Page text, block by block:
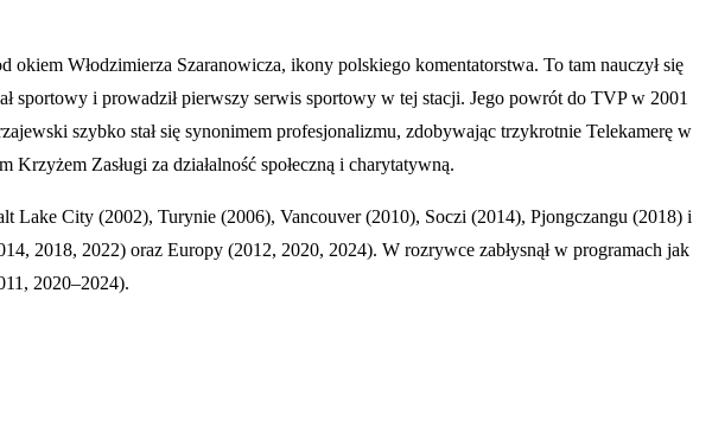
Włodzimierza Szaranowicza, ikony polskiego komentatorstwa. To tam nauczył się
sportowy i prowadził pierwszy serwis sportowy w tej stacji. Jego powrót do TVP w 2001
szybko stał się synonimem profesjonalizmu, zdobywając trzykrotnie Telekamerę w
Zasługi za działalność społeczną i charytatywną.
City (2002), Turynie (2006), Vancouver (2010), Soczi (2014), Pjongczangu (2018) i
2018, 2022) oraz Europy (2012, 2020, 2024). W rozrywce zabłysnął w programach jak
2020–2024).